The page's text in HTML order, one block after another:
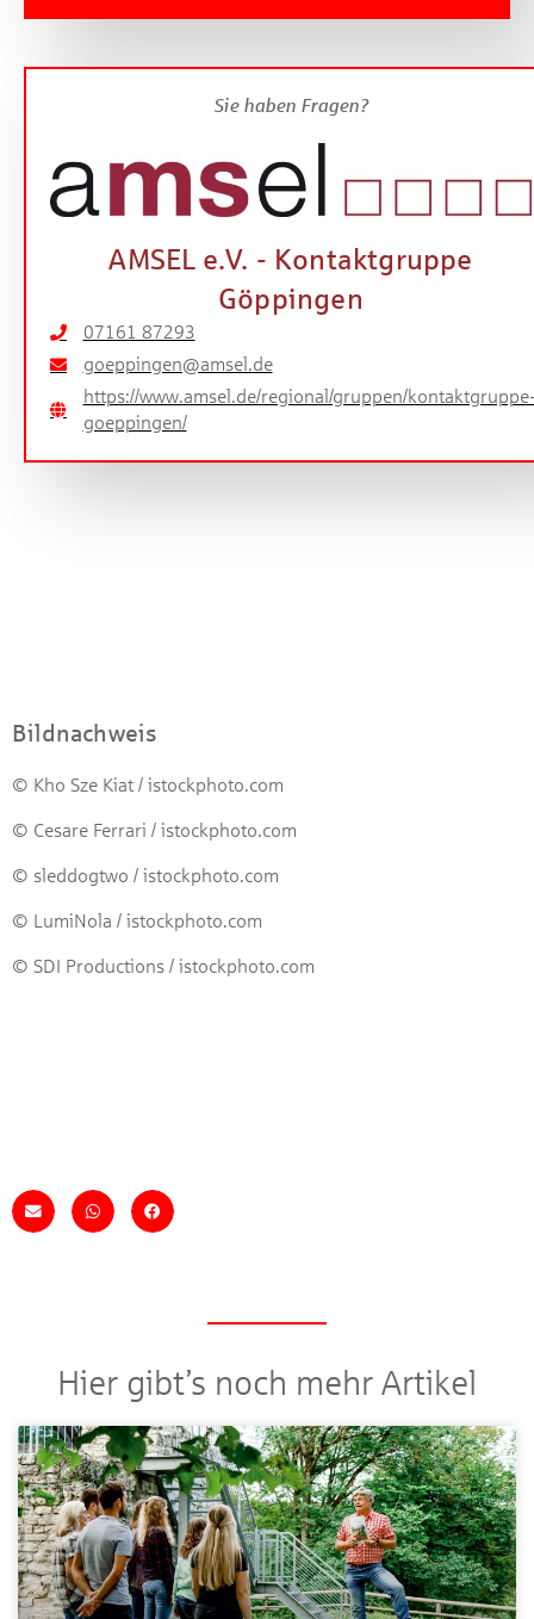
Sie haben Fragen?
AMSEL e.V. - Kontaktgruppe
Göppingen
07161 87293
goeppingen@amsel.de
https://www.amsel.de/regional/gruppen/kontaktgruppe-
goeppingen/
Bildnachweis
© Kho Sze Kiat / istockphoto.com
© Cesare Ferrari / istockphoto.com
© sleddogtwo / istockphoto.com
© LumiNola / istockphoto.com
© SDI Productions / istockphoto.com
Hier gibt’s noch mehr Artikel